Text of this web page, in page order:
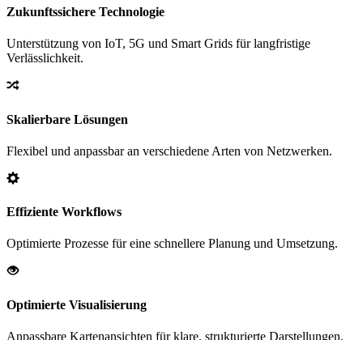
Zukunftssichere Technologie
Unterstützung von IoT, 5G und Smart Grids für langfristige
Verlässlichkeit.
Skalierbare Lösungen
Flexibel und anpassbar an verschiedene Arten von Netzwerken.
Effiziente Workflows
Optimierte Prozesse für eine schnellere Planung und Umsetzung.
Optimierte Visualisierung
Anpassbare Kartenansichten für klare, strukturierte Darstellungen.